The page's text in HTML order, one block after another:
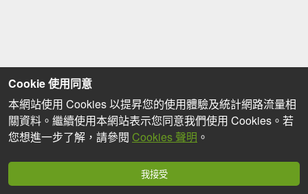
Cookie 使用同意
本網站使用 Cookies 以提昇您的使用體驗及統計網路流量相
關資料。繼續使用本網站表示您同意我們使用 Cookies。若
您想進一步了解，請參閱 Cookies 聲明 。
我接受